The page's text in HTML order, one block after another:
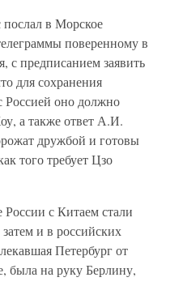
в Морское
поверенному в
с предписанием заявить
для сохранения
оно должно
а также ответ А.И.
дружбой и готовы
того требует Цзо
с Китаем стали
и в российских
Петербург от
была на руку Берлину,